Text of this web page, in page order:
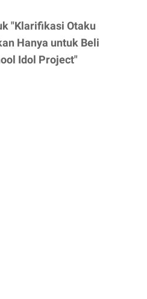
"Klarifikasi Otaku
Hanya untuk Beli
Idol Project"